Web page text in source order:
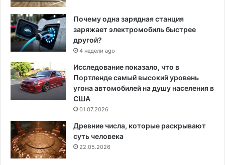
Почему одна зарядная станция
заряжает электромобиль быстрее
другой?
4 недели ago
Исследование показало, что в
Портленде самый высокий уровень
угона автомобилей на душу населения в
США
01.07.2026
Древние числа, которые раскрывают
суть человека
22.05.2026